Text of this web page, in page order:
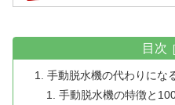
目次
手動脱水機の代わりにな
手動脱水機の特徴と